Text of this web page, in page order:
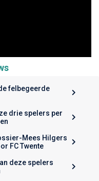
felbegeerde
drie spelers per
Mees Hilgers
FC Twente
deze spelers